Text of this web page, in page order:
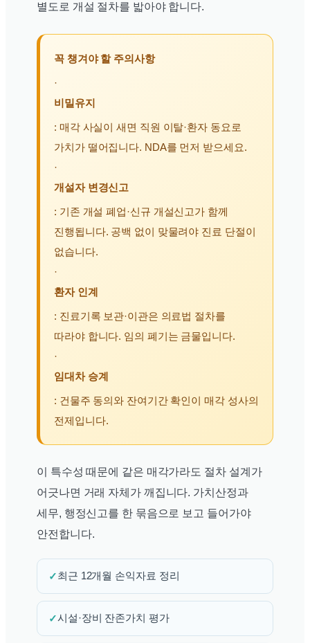
별도로 개설 절차를 밟아야 합니다.
꼭 챙겨야 할 주의사항
·
비밀유지
: 매각 사실이 새면 직원 이탈·환자 동요로
가치가 떨어집니다. NDA를 먼저 받으세요.
·
개설자 변경신고
: 기존 개설 폐업·신규 개설신고가 함께
진행됩니다. 공백 없이 맞물려야 진료 단절이
없습니다.
·
환자 인계
: 진료기록 보관·이관은 의료법 절차를
따라야 합니다. 임의 폐기는 금물입니다.
·
임대차 승계
: 건물주 동의와 잔여기간 확인이 매각 성사의
전제입니다.
이 특수성 때문에 같은 매각가라도 절차 설계가
어긋나면 거래 자체가 깨집니다. 가치산정과
세무, 행정신고를 한 묶음으로 보고 들어가야
안전합니다.
✓최근 12개월 손익자료 정리
✓시설·장비 잔존가치 평가